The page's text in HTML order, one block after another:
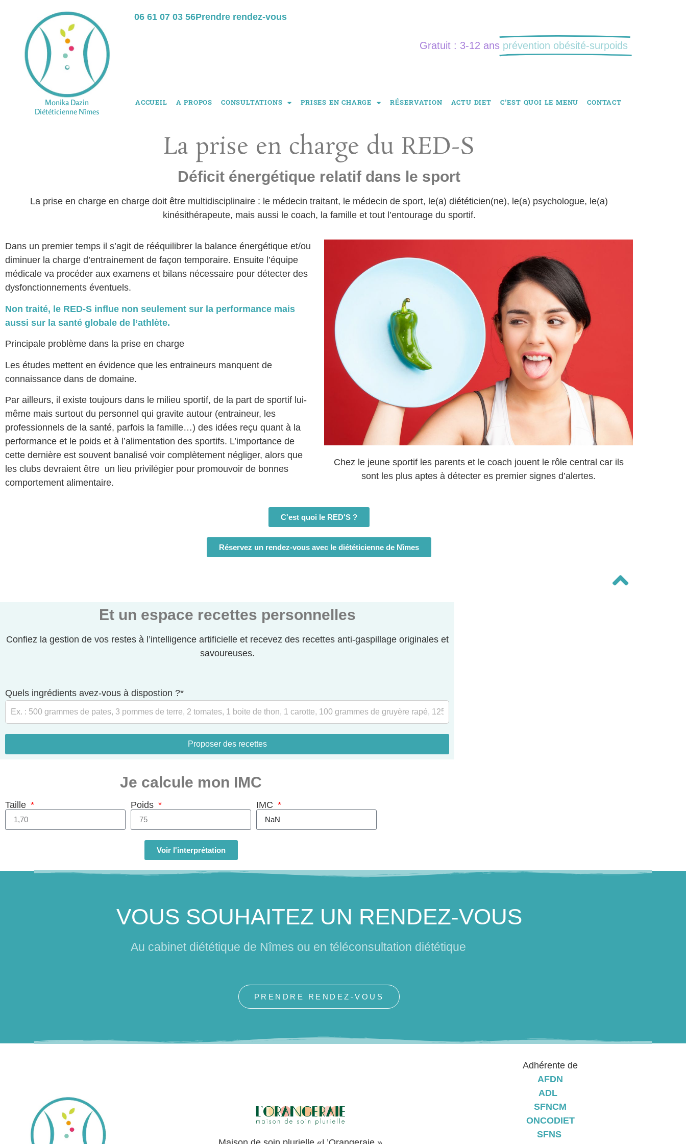
Monika Dazin
Diététicienne Nîmes
06 61 07 03 56Prendre rendez-vous
Gratuit : 3-12 ans prévention obésité-surpoids
ACCUEIL A PROPOS CONSULTATIONS PRISES EN CHARGE RÉSERVATION ACTU DIET C’EST QUOI LE MENU CONTACT
La prise en charge du RED-S
Déficit énergétique relatif dans le sport
La prise en charge en charge doit être multidisciplinaire : le médecin traitant, le médecin de sport, le(a) diététicien(ne), le(a) psychologue, le(a)
kinésithérapeute, mais aussi le coach, la famille et tout l’entourage du sportif.
Dans un premier temps il s’agit de rééquilibrer la balance énergétique et/ou
diminuer la charge d’entrainement de façon temporaire. Ensuite l’équipe
médicale va procéder aux examens et bilans nécessaire pour détecter des
dysfonctionnements éventuels.
Non traité, le RED-S influe non seulement sur la performance mais
aussi sur la santé globale de l’athlète.
Principale problème dans la prise en charge
Les études mettent en évidence que les entraineurs manquent de
connaissance dans de domaine.
Par ailleurs, il existe toujours dans le milieu sportif, de la part de sportif lui-
même mais surtout du personnel qui gravite autour (entraineur, les
professionnels de la santé, parfois la famille…) des idées reçu quant à la
performance et le poids et à l’alimentation des sportifs. L’importance de
cette dernière est souvent banalisé voir complètement négliger, alors que
les clubs devraient être un lieu privilégier pour promouvoir de bonnes
comportement alimentaire.
Chez le jeune sportif les parents et le coach jouent le rôle central car ils
sont les plus aptes à détecter es premier signes d’alertes.
C'est quoi le RED'S ?
Réservez un rendez-vous avec le diététicienne de Nîmes
Et un espace recettes personnelles
Confiez la gestion de vos restes à l’intelligence artificielle et recevez des recettes anti-gaspillage originales et
savoureuses.
Quels ingrédients avez-vous à dispostion ?*
Proposer des recettes
Je calcule mon IMC
Taille Poids IMC
Calculez
Voir l'interprétation
VOUS SOUHAITEZ UN RENDEZ-VOUS
Au cabinet diététique de Nîmes ou en téléconsultation diététique
PRENDRE RENDEZ-VOUS
Adhérente de
AFDN
ADL
SFNCM
ONCODIET
SFNS